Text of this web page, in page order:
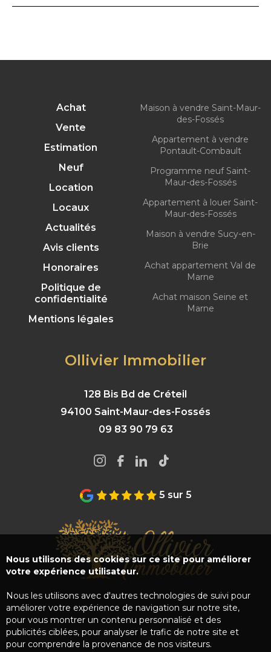
Achat
Vente
Estimation
Neuf
Location
Locaux
Actualités
Avis clients
Honoraires
Politique de
confidentialité
Mentions légales
Maison à vendre Saint-Maur-
des-Fossés
Appartement à vendre
Pontault-Combault
Programme neuf Saint-
Maur-des-Fossés
Appartement à louer Saint-
Maur-des-Fossés
Maison à vendre Sucy-en-
Brie
Achat appartement Val de
Marne
Achat maison Seine et
Marne
Ollivier Immobilier
128 Bis Bd de Créteil
94100 Saint-Maur-des-Fossés
09 83 90 79 63
5 sur 5
Nous utilisons des cookies sur ce site pour améliorer
votre expérience utilisateur.
Nous les utilisons avec d'autres technologies de suivi pour
améliorer votre expérience de navigation sur notre site,
pour vous montrer un contenu personnalisé et des
publicités ciblées, pour analyser le trafic de notre site et
pour comprendre la provenance de nos visiteurs.